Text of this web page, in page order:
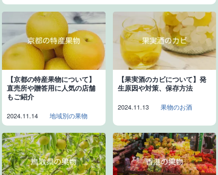
【京都の特産果物について】
直売所や贈答用に人気の店舗
もご紹介
2024.11.14 地域別の果物
【果実酒のカビについて】発
生原因や対策、保存方法
2024.11.13 果物のお酒